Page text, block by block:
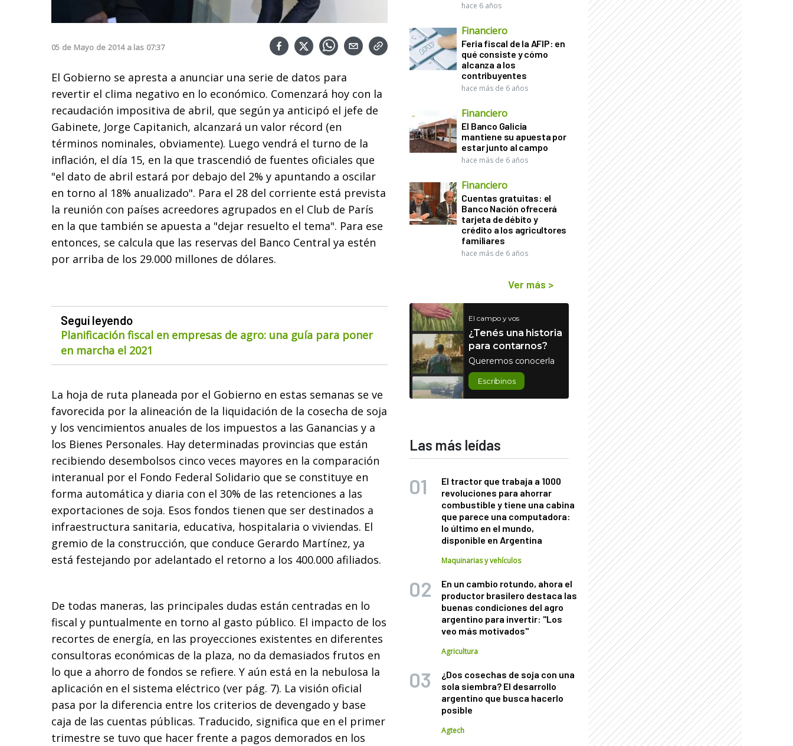
05 de Mayo de 2014 a las 07:37
El Gobierno se apresta a anunciar una serie de datos para
revertir el clima negativo en lo económico. Comenzará hoy con la
recaudación impositiva de abril, que según ya anticipó el jefe de
Gabinete, Jorge Capitanich, alcanzará un valor récord (en
términos nominales, obviamente). Luego vendrá el turno de la
inflación, el día 15, en la que trascendió de fuentes oficiales que
"el dato de abril estará por debajo del 2% y apuntando a oscilar
en torno al 18% anualizado". Para el 28 del corriente está prevista
la reunión con países acreedores agrupados en el Club de París
en la que también se apuesta a "dejar resuelto el tema". Para ese
entonces, se calcula que las reservas del Banco Central ya estén
por arriba de los 29.000 millones de dólares.
Seguí leyendo
Planificación fiscal en empresas de agro: una guía para poner
en marcha el 2021
La hoja de ruta planeada por el Gobierno en estas semanas se ve
favorecida por la alineación de la liquidación de la cosecha de soja
y los vencimientos anuales de los impuestos a las Ganancias y a
los Bienes Personales. Hay determinadas provincias que están
recibiendo desembolsos cinco veces mayores en la comparación
interanual por el Fondo Federal Solidario que se constituye en
forma automática y diaria con el 30% de las retenciones a las
exportaciones de soja. Esos fondos tienen que ser destinados a
infraestructura sanitaria, educativa, hospitalaria o viviendas. El
gremio de la construcción, que conduce Gerardo Martínez, ya
está festejando por adelantado el retorno a los 400.000 afiliados.
De todas maneras, las principales dudas están centradas en lo
fiscal y puntualmente en torno al gasto público. El impacto de los
recortes de energía, en las proyecciones existentes en diferentes
consultoras económicas de la plaza, no da demasiados frutos en
lo que a ahorro de fondos se refiere. Y aún está en la nebulosa la
aplicación en el sistema eléctrico (ver pág. 7). La visión oficial
pasa por la diferencia entre los criterios de devengado y base
caja de las cuentas públicas. Traducido, significa que en el primer
trimestre se tuvo que hacer frente a pagos demorados en los
hace 6 años
Financiero
Feria fiscal de la AFIP: en
qué consiste y cómo
alcanza a los
contribuyentes
hace más de 6 años
Financiero
El Banco Galicia
mantiene su apuesta por
estar junto al campo
hace más de 6 años
Financiero
Cuentas gratuitas: el
Banco Nación ofrecerá
tarjeta de débito y
crédito a los agricultores
familiares
hace más de 6 años
Ver más >
El campo y vos
¿Tenés una historia
para contarnos?
Queremos conocerla
Escribinos
Las más leídas
El tractor que trabaja a 1000
revoluciones para ahorrar
combustible y tiene una cabina
que parece una computadora:
lo último en el mundo,
disponible en Argentina
Maquinarias y vehículos
En un cambio rotundo, ahora el
productor brasilero destaca las
buenas condiciones del agro
argentino para invertir: "Los
veo más motivados"
Agricultura
¿Dos cosechas de soja con una
sola siembra? El desarrollo
argentino que busca hacerlo
posible
Agtech